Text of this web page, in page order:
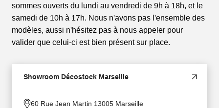
sommes ouverts du lundi au vendredi de 9h à 18h, et le
samedi de 10h à 17h. Nous n'avons pas l'ensemble des
modèles, aussi n'hésitez pas à nous appeler pour
valider que celui-ci est bien présent sur place.
Showroom Décostock Marseille
60 Rue Jean Martin 13005 Marseille